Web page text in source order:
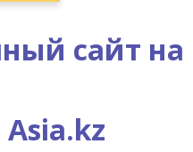
сайт на